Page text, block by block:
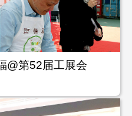
@第52届工展会